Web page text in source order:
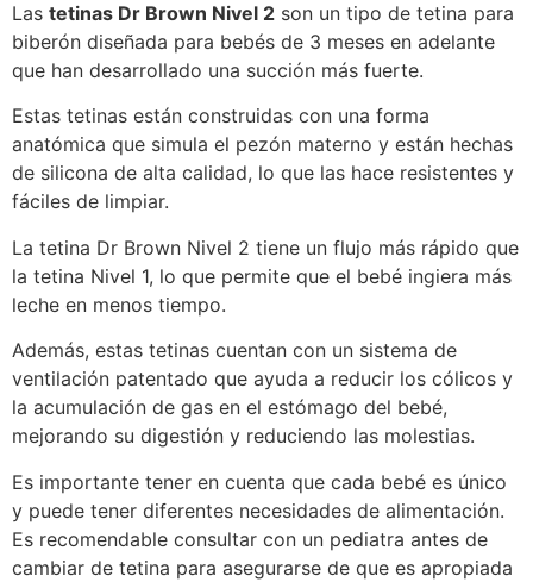
Las tetinas Dr Brown Nivel 2 son un tipo de tetina para
biberón diseñada para bebés de 3 meses en adelante
que han desarrollado una succión más fuerte.
Estas tetinas están construidas con una forma
anatómica que simula el pezón materno y están hechas
de silicona de alta calidad, lo que las hace resistentes y
fáciles de limpiar.
La tetina Dr Brown Nivel 2 tiene un flujo más rápido que
la tetina Nivel 1, lo que permite que el bebé ingiera más
leche en menos tiempo.
Además, estas tetinas cuentan con un sistema de
ventilación patentado que ayuda a reducir los cólicos y
la acumulación de gas en el estómago del bebé,
mejorando su digestión y reduciendo las molestias.
Es importante tener en cuenta que cada bebé es único
y puede tener diferentes necesidades de alimentación.
Es recomendable consultar con un pediatra antes de
cambiar de tetina para asegurarse de que es apropiada